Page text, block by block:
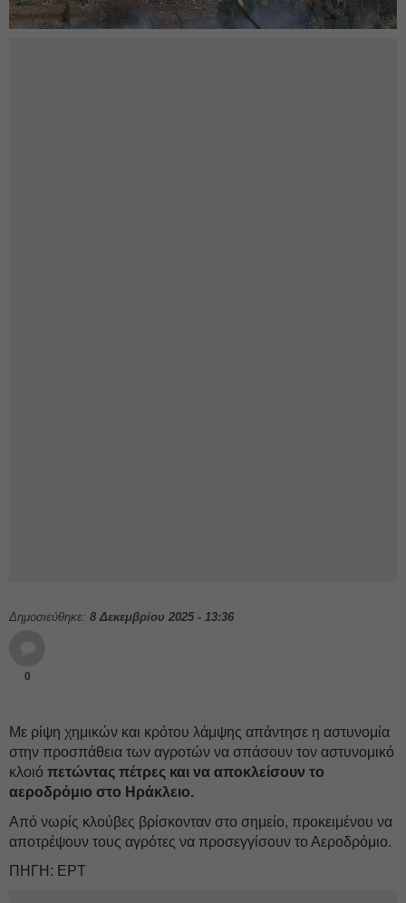
Δημοσιεύθηκε: 8 Δεκεμβρίου 2025 - 13:36
0
Με ρίψη χημικών και κρότου λάμψης απάντησε η αστυνομία
στην προσπάθεια των αγροτών να σπάσουν τον αστυνομικό
κλοιό πετώντας πέτρες και να αποκλείσουν το
αεροδρόμιο στο Ηράκλειο.
Από νωρίς κλούβες βρίσκονταν στο σημείο, προκειμένου να
αποτρέψουν τους αγρότες να προσεγγίσουν το Αεροδρόμιο.
ΠΗΓΗ: ΕΡΤ